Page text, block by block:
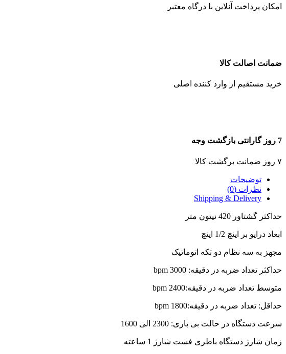
امکان پرداخت آنلاین با درگاه معتبر
ضمانت اصالت کالا
خرید مستقیم از وارد کننده اصلی
7 روز گارانتی بازگشت وجه
۷ روز ضمانت برگشت کالا
توضیحات
نظرات (0)
Shipping & Delivery
حداکثر گشتاور 420 نیتون متر
ابعاد درایو بر اینچ 1/2 اینچ
مجهز به سه نظام دو تکه اتوماتیک
حداکثر تعداد ضربه در دقیقه: 3000 bpm
متوسط تعداد ضربه در دقیقه:2400 bpm
حداقل: تعداد ضربه در دقیقه:1800 bpm
سرعت دستگاه در حالت بی باری: 2300 الی 1600
زمان شارژ دستگاه باطری فست شارژ 1 ساعته